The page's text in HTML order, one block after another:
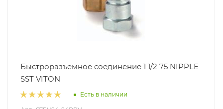
Быстроразъемное соединение 1 1/2 75 NIPPLE
SST VITON
Есть в наличии